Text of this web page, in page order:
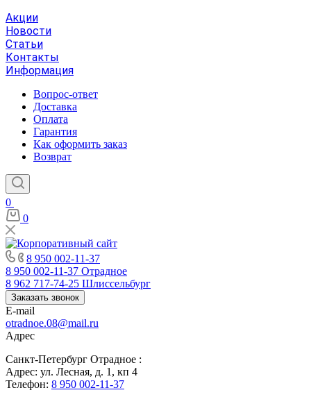
Акции
Новости
Статьи
Контакты
Информация
Вопрос-ответ
Доставка
Оплата
Гарантия
Как оформить заказ
Возврат
0
0
8 950 002-11-37
8 950 002-11-37 Отрадное
8 962 717-74-25 Шлиссельбург
Заказать звонок
E-mail
otradnoe.08@mail.ru
Адрес
Санкт-Петербург Отрадное :
Адрес: ул. Лесная, д. 1, кп 4
Телефон: 8 950 002-11-37